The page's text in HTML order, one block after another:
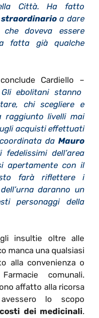
Città.Ha fatto
straordinarioa dare
doveva essere
fatta già qualche
Cardiello –
ebolitani stanno
chi scegliere e
raggiunto livelli mai
acquisti effettuati
da Mauro
dell’area
apertamente con il
farà riflettere i
daranno un
personaggi della
insultie oltre alle
manca una qualsiasi
alla convenienza o
comunali.
affatto alla ricorsa
lo scopo
costi dei medicinali.